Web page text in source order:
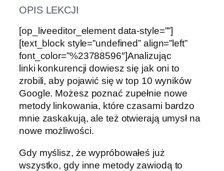
OPIS LEKCJI
[op_liveeditor_element data-style=””]
[text_block style=”undefined” align=”left”
font_color=”%23788596″]Analizując
linki konkurencji dowiesz się jak oni to
zrobili, aby pojawić się w top 10 wyników
Google. Możesz poznać zupełnie nowe
metody linkowania, które czasami bardzo
mnie zaskakują, ale też otwierają umysł na
nowe możliwości.
Gdy myślisz, że wypróbowałeś już
wszystko, gdy inne metody zawiodą to